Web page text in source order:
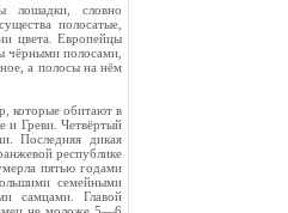
лошадки, словно
полосатые,
цвета. Европейцы
чёрными полосами,
а полосы на нём
которые обитают в
и Греви. Четвёртый
Последняя дикая
республике
пятью годами
семейными
сам­цами. Главой